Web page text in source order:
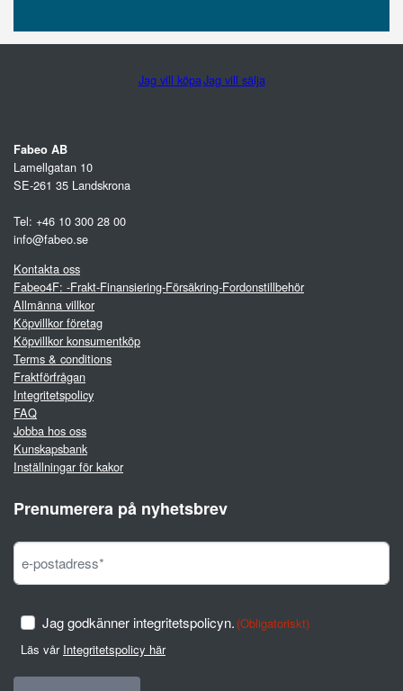
Jag vill köpaJag vill sälja
Fabeo AB
Lamellgatan 10
SE-261 35 Landskrona
Tel: +46 10 300 28 00
info@fabeo.se
Kontakta oss
Fabeo4F: -Frakt-Finansiering-Försäkring-Fordonstillbehör
Allmänna villkor
Köpvillkor företag
Köpvillkor konsumentköp
Terms & conditions
Fraktförfrågan
Integritetspolicy
FAQ
Jobba hos oss
Kunskapsbank
Inställningar för kakor
Prenumerera på nyhetsbrev
Jag godkänner integritetspolicyn. (Obligatoriskt)
Läs vår Integritetspolicy här